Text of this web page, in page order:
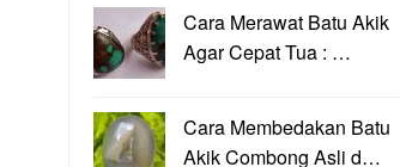
Cara Merawat Batu Akik
Agar Cepat Tua : …
Cara Membedakan Batu
Akik Combong Asli d…